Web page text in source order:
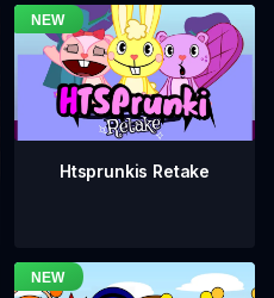
Htsprunkis Retake